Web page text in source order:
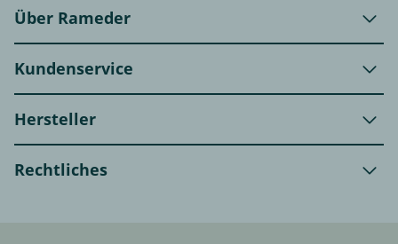
Über Rameder
Kundenservice
Hersteller
Rechtliches